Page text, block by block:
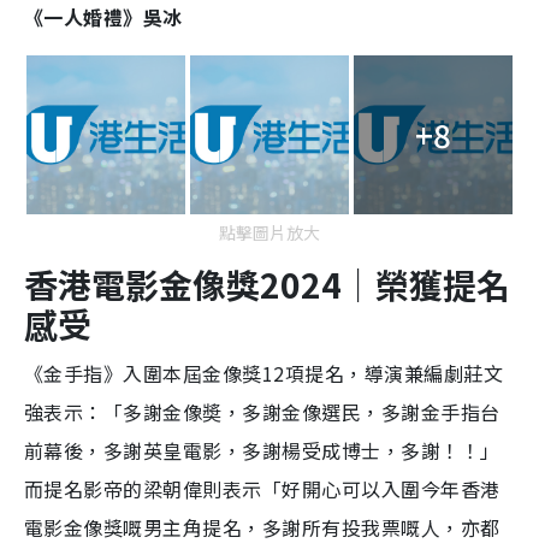
《一人婚禮》吳冰
+8
點擊圖片放大
香港電影金像獎2024｜榮獲提名
感受
《金手指》入圍本屆金像獎12項提名，導演兼編劇莊文
強表示：「多謝金像奬，多謝金像選民，多謝金手指台
前幕後，多謝英皇電影，多謝楊受成博士，多謝！！」
而提名影帝的梁朝偉則表示「好開心可以入圍今年香港
電影金像獎嘅男主角提名，多謝所有投我票嘅人，亦都